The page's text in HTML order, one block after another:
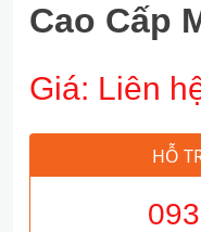
Cao Cấp
Giá: Liên
HỖ